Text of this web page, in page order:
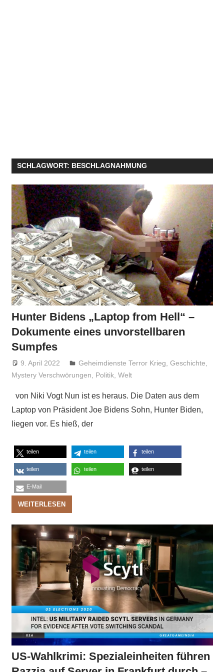
SCHLAGWORT: BESCHLAGNAHMUNG
Hunter Bidens „Laptop from Hell“ –
Dokumente eines unvorstellbaren
Sumpfes
9. April 2022 Niki Vogt
Geheimdienste Terror Krieg,Geschichte,
Mystery Verschwörungen, Politik, Welt
von Niki Vogt Nun ist es heraus. Die Daten aus dem
Laptop von Präsident Joe Bidens Sohn, Hunter Biden,
liegen vor. Es hieß, der
teilen teilen teilen
teilen teilen teilen
E-Mail
WEITERLESEN
US-Wahlkrimi: Spezialeinheiten führen